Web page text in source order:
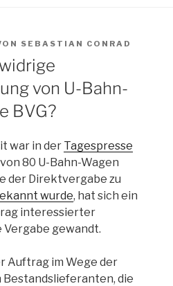
SEBASTIAN CONRAD
von U-Bahn-
BVG?
war in der Tagespresse
80 U-Bahn-Wagen
der Direktvergabe zu
wurde, hat sich ein
interessierter
gewandt.
Auftrag im Wege der
die